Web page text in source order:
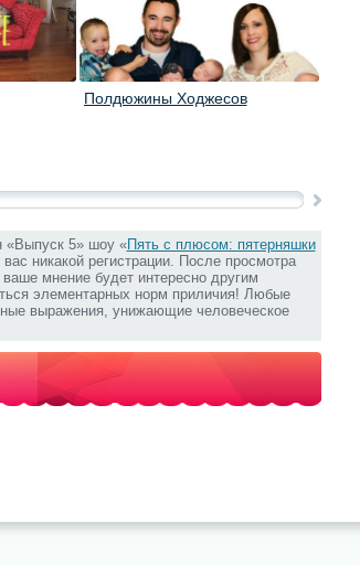
Полдюжины Ходжесов
«Выпуск 5» шоу «Пять с плюсом: пятерняшки
никакой регистрации. После просмотра
мнение будет интересно другим
элементарных норм приличия! Любые
выражения, унижающие человеческое